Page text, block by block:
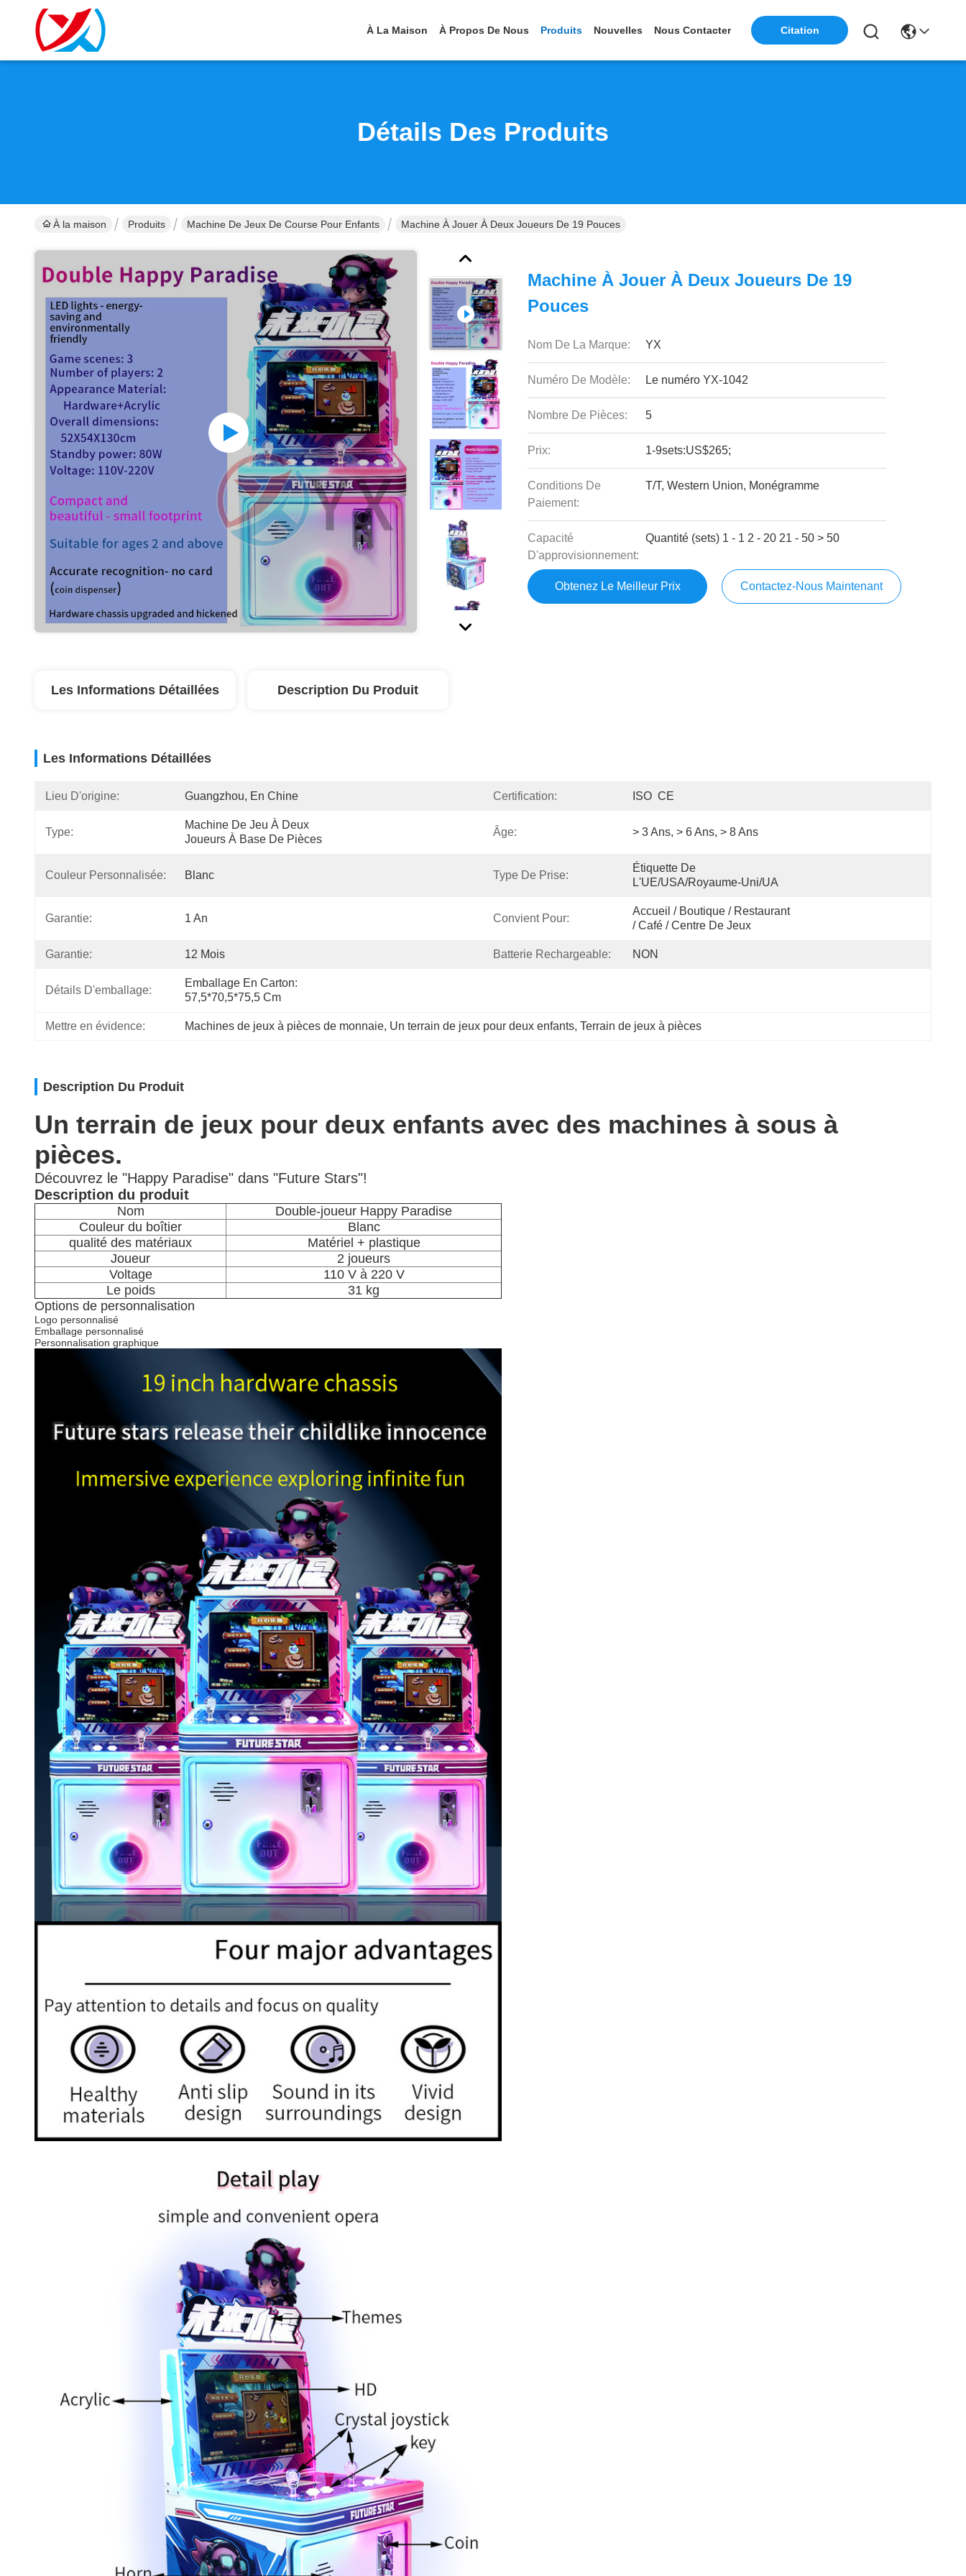
À La Maison À Propos De Nous Produits Nouvelles Nous Contacter Citation
Détails Des Produits
À la maison Produits Machine De Jeux De Course Pour Enfants Machine À Jouer À Deux Joueurs De 19 Pouces
Machine À Jouer À Deux Joueurs De 19
Pouces
Nom De La Marque: YX
Numéro De Modèle: Le numéro YX-1042
Nombre De Pièces: 5
Prix: 1-9sets:US$265;
Conditions De
Paiement:
T/T, Western Union, Monégramme
Capacité
D'approvisionnement:
Quantité (sets) 1 - 1 2 - 20 21 - 50 > 50
Obtenez Le Meilleur Prix Contactez-Nous Maintenant
Les Informations Détaillées Description Du Produit
Les Informations Détaillées
Lieu D'origine: Guangzhou, En Chine Certification: ISO  CE
Type:
Machine De Jeu À Deux
Joueurs À Base De Pièces
Âge: > 3 Ans, > 6 Ans, > 8 Ans
Couleur Personnalisée: Blanc Type De Prise:
Étiquette De
L'UE/USA/Royaume-Uni/UA
Garantie: 1 An Convient Pour:
Accueil / Boutique / Restaurant
/ Café / Centre De Jeux
Garantie: 12 Mois Batterie Rechargeable: NON
Détails D'emballage:
Emballage En Carton:
57,5*70,5*75,5 Cm
Mettre en évidence: Machines de jeux à pièces de monnaie, Un terrain de jeux pour deux enfants, Terrain de jeux à pièces
Description Du Produit
Un terrain de jeux pour deux enfants avec des machines à sous à
pièces.
Découvrez le "Happy Paradise" dans "Future Stars"!
Description du produit
Nom
Double-joueur Happy Paradise
Couleur du boîtier
Blanc
qualité des matériaux
Matériel + plastique
Joueur
2 joueurs
Voltage
110 V à 220 V
Le poids
31 kg
Options de personnalisation
Logo personnalisé
Emballage personnalisé
Personnalisation graphique